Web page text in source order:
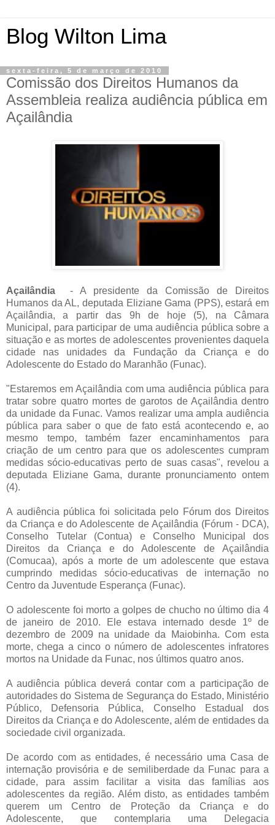
Blog Wilton Lima
sexta-feira, 5 de março de 2010
Comissão dos Direitos Humanos da
Assembleia realiza audiência pública em
Açailândia
Açailândia - A presidente da Comissão de Direitos
Humanos da AL, deputada Eliziane Gama (PPS), estará em
Açailândia, a partir das 9h de hoje (5), na Câmara
Municipal, para participar de uma audiência pública sobre a
situação e as mortes de adolescentes provenientes daquela
cidade nas unidades da Fundação da Criança e do
Adolescente do Estado do Maranhão (Funac).
"Estaremos em Açailândia com uma audiência pública para
tratar sobre quatro mortes de garotos de Açailândia dentro
da unidade da Funac. Vamos realizar uma ampla audiência
pública para saber o que de fato está acontecendo e, ao
mesmo tempo, também fazer encaminhamentos para
criação de um centro para que os adolescentes cumpram
medidas sócio-educativas perto de suas casas", revelou a
deputada Eliziane Gama, durante pronunciamento ontem
(4).
A audiência pública foi solicitada pelo Fórum dos Direitos
da Criança e do Adolescente de Açailândia (Fórum - DCA),
Conselho Tutelar (Contua) e Conselho Municipal dos
Direitos da Criança e do Adolescente de Açailândia
(Comucaa), após a morte de um adolescente que estava
cumprindo medidas sócio-educativas de internação no
Centro da Juventude Esperança (Funac).
O adolescente foi morto a golpes de chucho no último dia 4
de janeiro de 2010. Ele estava internado desde 1º de
dezembro de 2009 na unidade da Maiobinha. Com esta
morte, chega a cinco o número de adolescentes infratores
mortos na Unidade da Funac, nos últimos quatro anos.
A audiência pública deverá contar com a participação de
autoridades do Sistema de Segurança do Estado, Ministério
Público, Defensoria Pública, Conselho Estadual dos
Direitos da Criança e do Adolescente, além de entidades da
sociedade civil organizada.
De acordo com as entidades, é necessário uma Casa de
internação provisória e de semiliberdade da Funac para a
cidade, para assim facilitar a visita das famílias aos
adolescentes da região. Além disto, as entidades também
querem um Centro de Proteção da Criança e do
Adolescente, que contemplaria uma Delegacia